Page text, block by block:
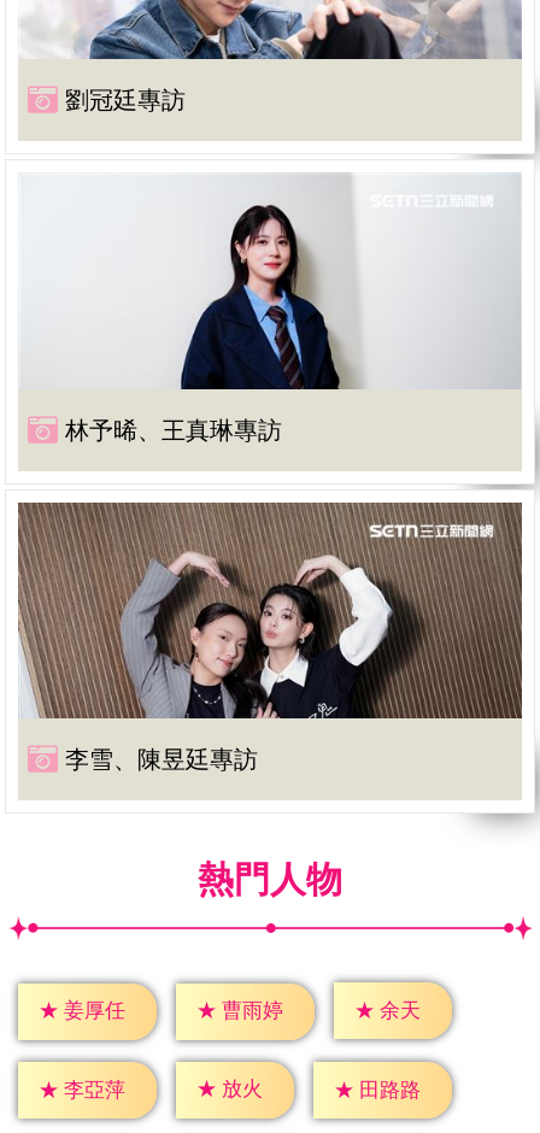
劉冠廷專訪
林予晞、王真琳專訪
李雪、陳昱廷專訪
熱門人物
★ 姜厚任 ★ 曹雨婷 ★ 余天
★ 李亞萍 ★ 放火 ★ 田路路